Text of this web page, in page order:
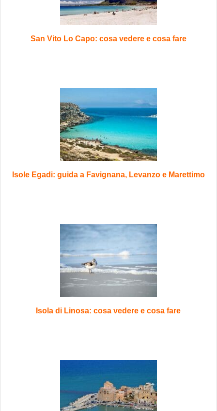
San Vito Lo Capo: cosa vedere e cosa fare
Isole Egadi: guida a Favignana, Levanzo e Marettimo
Isola di Linosa: cosa vedere e cosa fare